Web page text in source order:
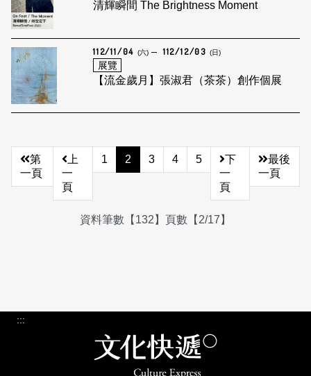
清輝瞬間 The Brightness Moment
112/11/04 (六) 112/12/03 (日)
展覽
【流金歲月】張淑君（茶茶）創作個展
第
一頁
上
一
頁
1 2 3 4 5
下
一
頁
最後
一頁
資料筆數【132】頁數【2/17】
:::